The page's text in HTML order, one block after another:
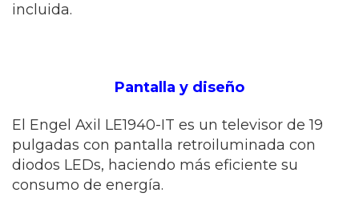
incluida.
Pantalla y diseño
El Engel Axil LE1940-IT es un televisor de 19
pulgadas con pantalla retroiluminada con
diodos LEDs, haciendo más eficiente su
consumo de energía.